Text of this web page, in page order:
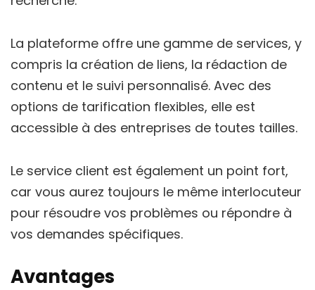
La plateforme offre une gamme de services, y
compris la création de liens, la rédaction de
contenu et le suivi personnalisé. Avec des
options de tarification flexibles, elle est
accessible à des entreprises de toutes tailles.
Le service client est également un point fort,
car vous aurez toujours le même interlocuteur
pour résoudre vos problèmes ou répondre à
vos demandes spécifiques.
Avantages